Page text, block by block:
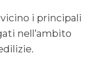
i principali
nell’ambito